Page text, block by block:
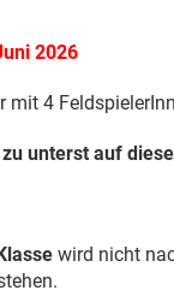
2026
mit 4
unterst auf
wird nicht